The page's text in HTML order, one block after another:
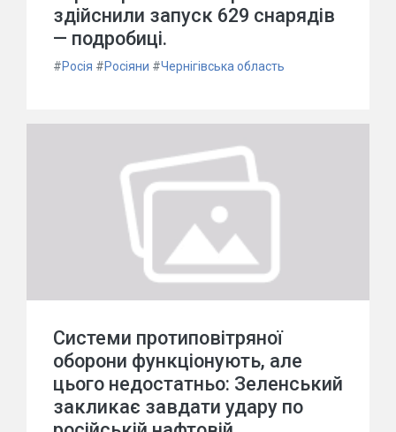
здійснили запуск 629 снарядів
— подробиці.
#Росія #Росіяни #Чернігівська область
Системи протиповітряної
оборони функціонують, але
цього недостатньо: Зеленський
закликає завдати удару по